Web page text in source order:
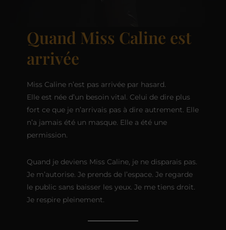
Quand Miss Caline est
arrivée
Miss Caline n’est pas arrivée par hasard.
Elle est née d’un besoin vital. Celui de dire plus
fort ce que je n’arrivais pas à dire autrement. Elle
n’a jamais été un masque. Elle a été une
permission.
Quand je deviens Miss Caline, je ne disparais pas.
Je m’autorise. Je prends de l’espace. Je regarde
le public sans baisser les yeux. Je me tiens droit.
Je respire pleinement.